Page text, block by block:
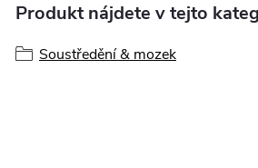
Produkt nájdete v tejto
Soustředění & mozek